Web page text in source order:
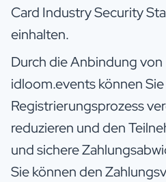
Card Industry Security
einhalten.
Durch die Anbindung von
idloom.events können
Registrierungsprozess
reduzieren und den
und sichere
Sie können den